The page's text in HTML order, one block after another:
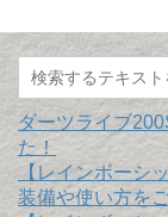
ダーツライブ
た！
【レインボーシ
装備や使い方を